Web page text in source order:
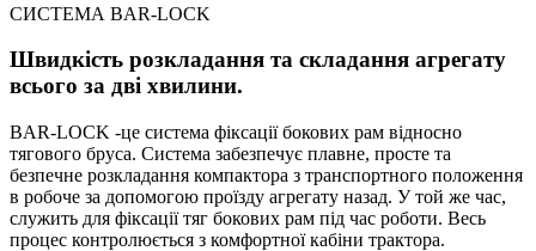
СИСТЕМА BAR-LOCK
Швидкість розкладання та складання агрегату
всього за дві хвилини.
BAR-LOCK -це система фіксації бокових рам відносно
тягового бруса. Система забезпечує плавне, просте та
безпечне розкладання компактора з транспортного положення
в робоче за допомогою проїзду агрегату назад. У той же час,
служить для фіксації тяг бокових рам під час роботи. Весь
процес контролюється з комфортної кабіни трактора.